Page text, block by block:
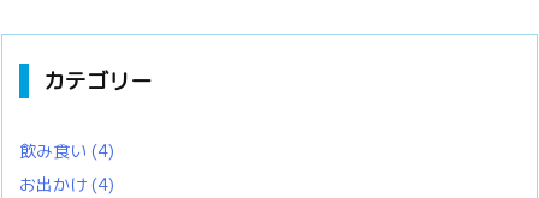
カテゴリー
飲み食い (4)
お出かけ (4)